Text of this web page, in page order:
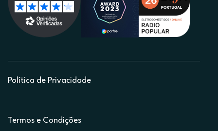
Política de Privacidade
Termos e Condições